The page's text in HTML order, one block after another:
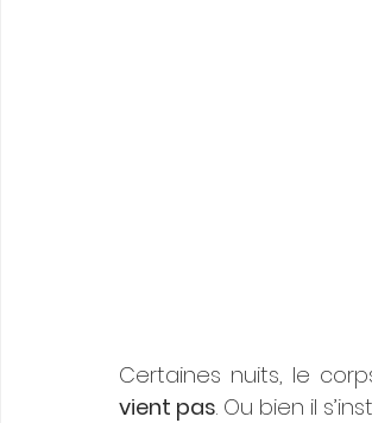
Certaines nuits, le
vient pas. Ou bien il